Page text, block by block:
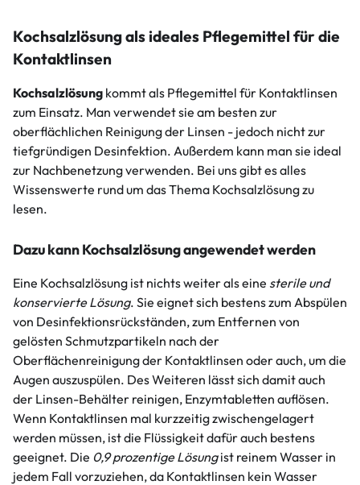
Kochsalzlösung als ideales Pflegemittel für die
Kontaktlinsen
Kochsalzlösung kommt als Pflegemittel für Kontaktlinsen
zum Einsatz. Man verwendet sie am besten zur
oberflächlichen Reinigung der Linsen - jedoch nicht zur
tiefgründigen Desinfektion. Außerdem kann man sie ideal
zur Nachbenetzung verwenden. Bei uns gibt es alles
Wissenswerte rund um das Thema Kochsalzlösung zu
lesen.
Dazu kann Kochsalzlösung angewendet werden
Eine Kochsalzlösung ist nichts weiter als eine sterile und
konservierte Lösung. Sie eignet sich bestens zum Abspülen
von Desinfektionsrückständen, zum Entfernen von
gelösten Schmutzpartikeln nach der
Oberflächenreinigung der Kontaktlinsen oder auch, um die
Augen auszuspülen. Des Weiteren lässt sich damit auch
der Linsen-Behälter reinigen, Enzymtabletten auflösen.
Wenn Kontaktlinsen mal kurzzeitig zwischengelagert
werden müssen, ist die Flüssigkeit dafür auch bestens
geeignet. Die 0,9 prozentige Lösungist reinem Wasser in
jedem Fall vorzuziehen, da Kontaktlinsen kein Wasser